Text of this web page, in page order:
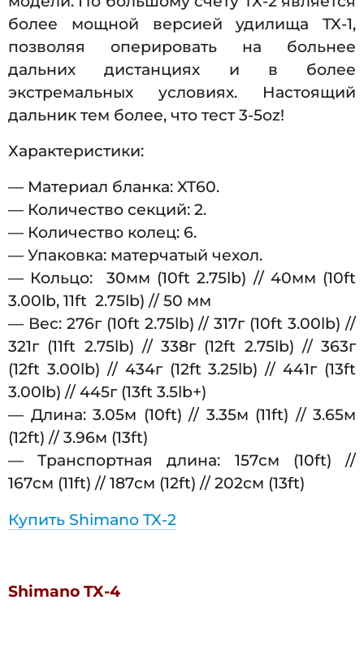
более мощной версией удилища TX-1,
позволяя оперировать на больнее
дальних дистанциях и в более
экстремальных условиях. Настоящий
дальник тем более, что тест 3-5oz!
Характеристики:
— Материал бланка: XT60.
— Количество секций: 2.
— Количество колец: 6.
— Упаковка: матерчатый чехол.
— Кольцо: 30мм (10ft 2.75lb) // 40мм (10ft
3.00lb, 11ft 2.75lb) // 50 мм
— Вес: 276г (10ft 2.75lb) // 317г (10ft 3.00lb) //
321г (11ft 2.75lb) // 338г (12ft 2.75lb) // 363г
(12ft 3.00lb) // 434г (12ft 3.25lb) // 441г (13ft
3.00lb) // 445г (13ft 3.5lb+)
— Длина: 3.05м (10ft) // 3.35м (11ft) // 3.65м
(12ft) // 3.96м (13ft)
— Транспортная длина: 157см (10ft) //
167см (11ft) // 187см (12ft) // 202см (13ft)
Купить Shimano TX-2
Shimano TX-4